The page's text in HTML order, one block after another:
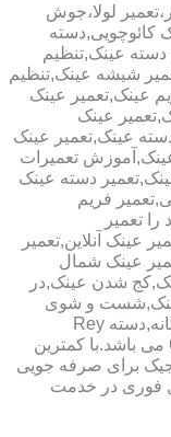
لولا،جوش
کائوچویی,دسته
عینک,تنظیم
شیشه عینک,تنظیم
عینک,تعمیر عینک
عینک
عینک,تعمیر عینک
تعمیرات
دسته عینک
فریم
تعمیر
عینک آنلاین,تعمیر
عینک شمال
شدن عینک,در
عینک,شست و شوی
عینک,شکستن عینک فلزی,تعمیر عینک بچه گانه,دسته Rey
Ban,دسته AO,دسته Police,دسته Chopard می باشد.با کمترین
برای صرفه جویی
فوری در خدمت